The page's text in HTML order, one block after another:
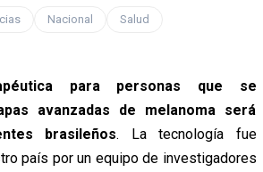
Nacional Salud
para personas que se
avanzadas de melanoma será
brasileños. La tecnología fue
país por un equipo de investigadores